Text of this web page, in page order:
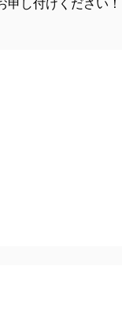
申し付けください！